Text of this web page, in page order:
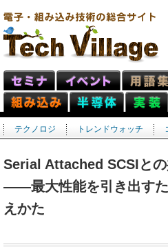
テクノロジ トレンドウォッチ
Serial Attached SCSIと
――最大性能を引き出すた
えかた